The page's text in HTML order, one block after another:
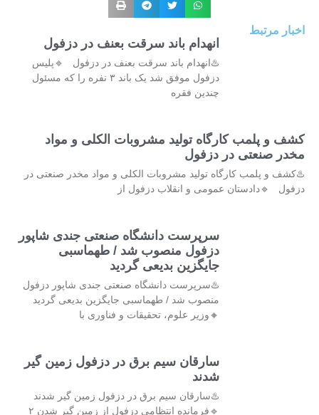
اخبار مرتبط
انهدام باند سرقت بعنف در دزفول
♨️انهدام باند سرقت بعنف در دزفول 🔹پلیس
دزفول موفق شد یک باند ۳ نفره را که مسئول
چندین فقره
کشف و پلمب کارگاه تولید مشروبات الکلی و مواد
مخدر صنعتی در دزفول
♨️کشف و پلمب کارگاه تولید مشروبات الکلی و مواد مخدر صنعتی در
دزفول 🔹دادستان عمومی و انقلاب دزفول از
سرپرست دانشگاه صنعتی جندی شاپور
دزفول منصوب شد / طهماسبی
جایگزین بدیعی گردید
♨️سرپرست دانشگاه صنعتی جندی شاپور دزفول
منصوب شد / طهماسبی جایگزین بدیعی گردید
🔸وزیر علوم، تحقیقات و فناوری با
سارقان سیم برق در دزفول زمین گیر
شدند
♨️سارقان سیم برق در دزفول زمین گیر شدند
🔹فرمانده انتظامی دزفول از زمین گیر شدن ۲